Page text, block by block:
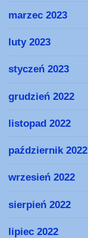
marzec 2023
luty 2023
styczeń 2023
grudzień 2022
listopad 2022
październik 2022
wrzesień 2022
sierpień 2022
lipiec 2022